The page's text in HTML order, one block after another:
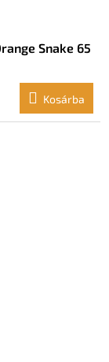
Snake 65
Kosárba